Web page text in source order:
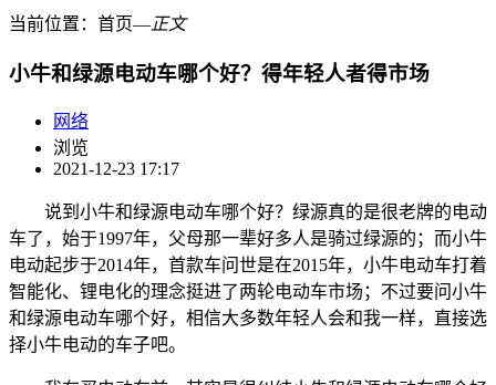
当前位置： 首页―正文
小牛和绿源电动车哪个好？得年轻人者得市场
网络
浏览
2021-12-23 17:17
说到小牛和绿源电动车哪个好？绿源真的是很老牌的电动
车了，始于1997年，父母那一辈好多人是骑过绿源的；而小牛
电动起步于2014年，首款车问世是在2015年，小牛电动车打着
智能化、锂电化的理念挺进了两轮电动车市场；不过要问小牛
和绿源电动车哪个好，相信大多数年轻人会和我一样，直接选
择小牛电动的车子吧。